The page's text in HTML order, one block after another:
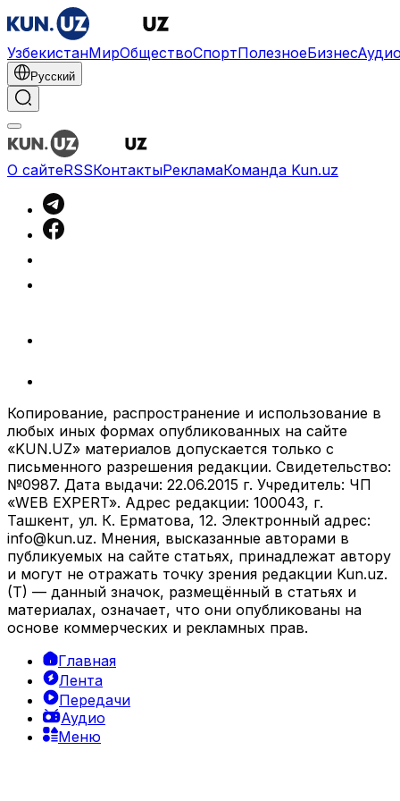
УзбекистанМирОбществоСпортПолезноеБизнес
Русский
О сайтеRSSКонтактыРекламаКоманда Kun.uz
Копирование, распространение и использование в
любых иных формах опубликованных на сайте
«KUN.UZ» материалов допускается только с
письменного разрешения редакции. Свидетельство:
№0987. Дата выдачи: 22.06.2015 г. Учредитель: ЧП
«WEB EXPERT». Адрес редакции: 100043, г.
Ташкент, ул. К. Ерматова, 12. Электронный адрес:
info@kun.uz. Мнения, высказанные авторами в
публикуемых на сайте статьях, принадлежат автору
и могут не отражать точку зрения редакции Kun.uz.
(T) — данный значок, размещённый в статьях и
материалах, означает, что они опубликованы на
основе коммерческих и рекламных прав.
Главная
Лента
Передачи
Аудио
Меню